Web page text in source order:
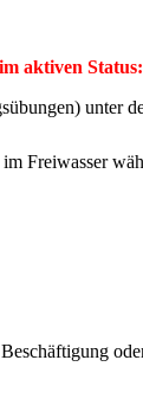
aktiven Status:
unter
Freiwasser